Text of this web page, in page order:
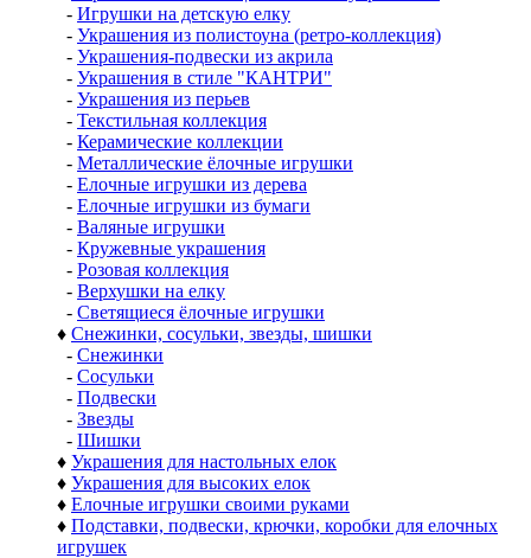
- Игрушки на детскую елку
- Украшения из полистоуна (ретро-коллекция)
- Украшения-подвески из акрила
- Украшения в стиле "КАНТРИ"
- Украшения из перьев
- Текстильная коллекция
- Керамические коллекции
- Металлические ёлочные игрушки
- Елочные игрушки из дерева
- Елочные игрушки из бумаги
- Валяные игрушки
- Кружевные украшения
- Розовая коллекция
- Верхушки на елку
- Светящиеся ёлочные игрушки
♦ Снежинки, сосульки, звезды, шишки
- Снежинки
- Сосульки
- Подвески
- Звезды
- Шишки
♦ Украшения для настольных елок
♦ Украшения для высоких елок
♦ Елочные игрушки своими руками
♦ Подставки, подвески, крючки, коробки для елочных
игрушек